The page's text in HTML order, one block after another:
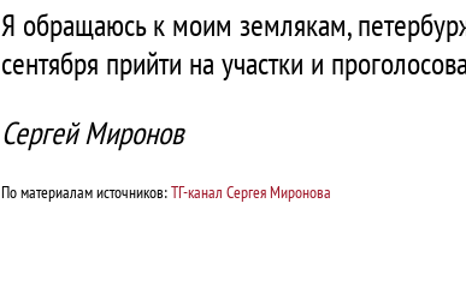
Я обращаюсь к моим землякам,
сентября прийти на участки и
Сергей Миронов
По материалам источников:ТГ-канал Сергея Миронова